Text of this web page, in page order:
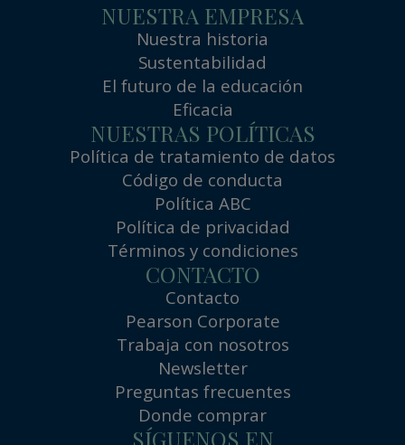
NUESTRA EMPRESA
Nuestra historia
Sustentabilidad
El futuro de la educación
Eficacia
NUESTRAS POLÍTICAS
Política de tratamiento de datos
Código de conducta
Política ABC
Política de privacidad
Términos y condiciones
CONTACTO
Contacto
Pearson Corporate
Trabaja con nosotros
Newsletter
Preguntas frecuentes
Donde comprar
SÍGUENOS EN